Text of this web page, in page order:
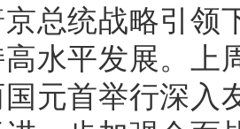
总统战略引领
水平发展。上
元首举行深入